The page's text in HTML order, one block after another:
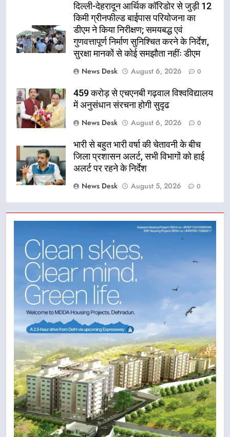
दिल्ली-देहरादून आर्थिक कॉरिडोर से जुड़ी 12
किमी ग्रीनफील्ड बाईपास परियोजना का
डीएम ने किया निरीक्षण; समयबद्ध एवं
गुणवत्तापूर्ण निर्माण सुनिश्चित करने के निर्देश,
सुरक्षा मानकों से कोई समझौता नहींः डीएम
News Desk
August 6, 2026 0
459 करोड़ से एचएनबी गढ़वाल विश्वविद्यालय
में अनुसंधान संरचना होगी सुदृढ
News Desk
August 6, 2026 0
भारी से बहुत भारी वर्षा की चेतावनी के बीच
जिला प्रशासन अलर्ट, सभी विभागों को हाई
अलर्ट पर रहने के निर्देश
News Desk
August 5, 2026 0